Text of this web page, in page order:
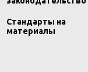
Стандарты на
материалы